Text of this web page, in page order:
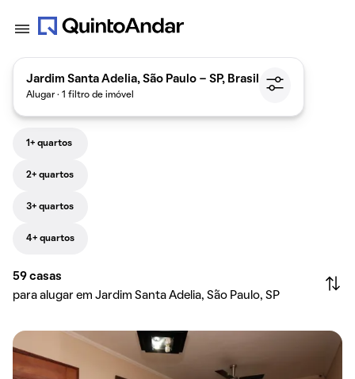
Jardim Santa Adelia, São Paulo - SP, Brasil
Alugar · 1 filtro de imóvel
1+ quartos
2+ quartos
3+ quartos
4+ quartos
59 casas
para alugar em Jardim Santa Adelia, São Paulo, SP